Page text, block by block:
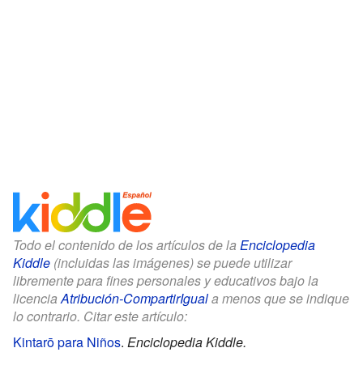
Todo el contenido de los artículos de la Enciclopedia
Kiddle (incluidas las imágenes) se puede utilizar
libremente para fines personales y educativos bajo la
licenciaAtribución-CompartirIguala menos que se indique
lo contrario. Citar este artículo:
Kintarō para Niños. Enciclopedia Kiddle.